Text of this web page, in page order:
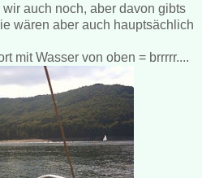
auch noch, aber davon gibts
wären aber auch hauptsächlich
mit Wasser von oben = brrrrr....